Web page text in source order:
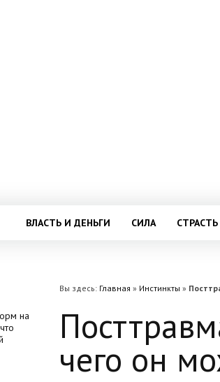
ВЛАСТЬ И ДЕНЬГИ СИЛА СТРАСТЬ
на
Вы здесь: Главная » Инстинкты »
чего он